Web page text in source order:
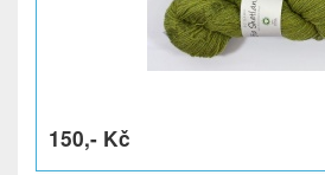
150,- Kč